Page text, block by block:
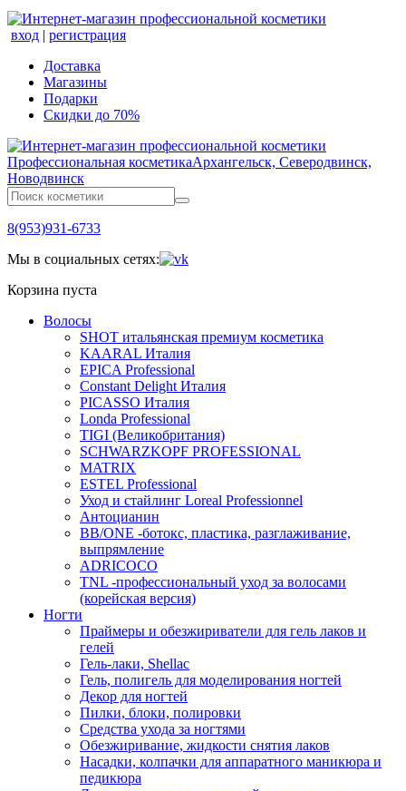
вход | регистрация
Доставка
Магазины
Подарки
Скидки до 70%
Профессиональная косметикаАрхангельск, Северодвинск,
Новодвинск
8(953)931-6733
Мы в социальных сетях:
Корзина пуста
Волосы
SHOT итальянская премиум косметика
KAARAL Италия
EPICA Professional
Constant Delight Италия
PICASSO Италия
Londa Professional
TIGI (Великобритания)
SCHWARZKOPF PROFESSIONAL
MATRIX
ESTEL Professional
Уход и стайлинг Loreal Professionnel
Антоцианин
BB/ONE -ботокс, пластика, разглаживание,
выпрямление
ADRICOCO
TNL -профессиональный уход за волосами
(корейская версия)
Ногти
Праймеры и обезжириватели для гель лаков и
гелей
Гель-лаки, Shellac
Гель, полигель для моделирования ногтей
Декор для ногтей
Пилки, блоки, полировки
Средства ухода за ногтями
Обезжиривание, жидкости снятия лаков
Насадки, колпачки для аппаратного маникюра и
педикюра